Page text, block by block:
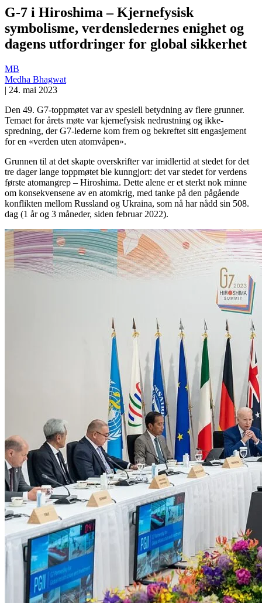
G-7 i Hiroshima – Kjernefysisk
symbolisme, verdensledernes enighet og
dagens utfordringer for global sikkerhet
MB
Medha Bhagwat
| 24. mai 2023
Den 49. G7-toppmøtet var av spesiell betydning av flere grunner.
Temaet for årets møte var kjernefysisk nedrustning og ikke-
spredning, der G7-lederne kom frem og bekreftet sitt engasjement
for en «verden uten atomvåpen».
Grunnen til at det skapte overskrifter var imidlertid at stedet for det
tre dager lange toppmøtet ble kunngjort: det var stedet for verdens
første atomangrep – Hiroshima. Dette alene er et sterkt nok minne
om konsekvensene av en atomkrig, med tanke på den pågående
konflikten mellom Russland og Ukraina, som nå har nådd sin 508.
dag (1 år og 3 måneder, siden februar 2022).